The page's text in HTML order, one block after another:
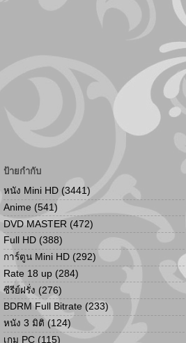
ป้ายกำกับ
หนัง Mini HD (3441)
Anime (541)
DVD MASTER (472)
Full HD (388)
การ์ตูน Mini HD (292)
Rate 18 up (284)
ซีรีย์ฝรั่ง (276)
BDRM Full Bitrate (233)
หนัง 3 มิติ (124)
เกม PC (115)